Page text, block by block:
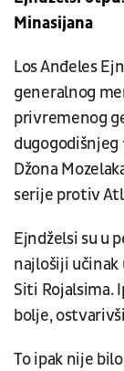
Minasijana
Los Anđeles
generalnog
privremenog
dugogodišnjeg
Džona
serije protiv
Ejndželsi su u
najlošiji učinak
Siti Rojalsima.
bolje,
To ipak nije